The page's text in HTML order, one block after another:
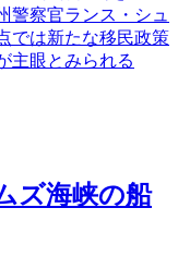
警察官ランス・シュ
では新たな移民政策
主眼とみられる
ズ海峡の船